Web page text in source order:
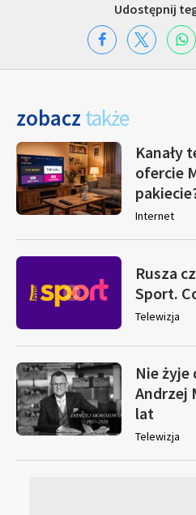
Udostępnij
zobacz także
Kanały
ofercie
Internet
Rusza
Sport.
Telewizja
Nie żyje
Andrzej
lat
Telewizja